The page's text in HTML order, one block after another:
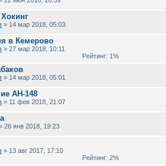
» 14 мар 2018, 05:03
в Кемерово
» 27 мар 2018, 10:11
Рейтинг: 1%
» 14 мар 2018, 05:01
АН-148
» 11 фев 2018, 21:07
26 янв 2018, 19:23
» 13 авг 2017, 17:10
Рейтинг: 2%